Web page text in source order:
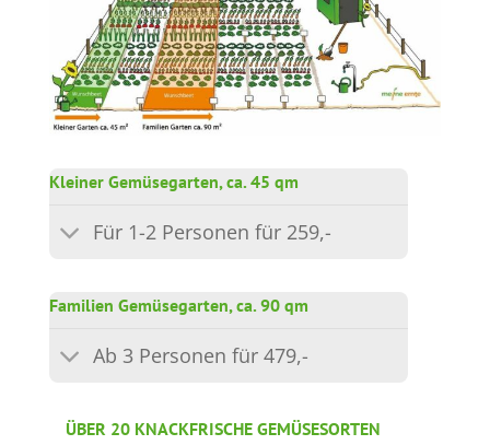
Kleiner Gemüsegarten, ca. 45 qm
Für 1-2 Personen für 259,-
Familien Gemüsegarten, ca. 90 qm
Ab 3 Personen für 479,-
ÜBER 20 KNACKFRISCHE GEMÜSESORTEN